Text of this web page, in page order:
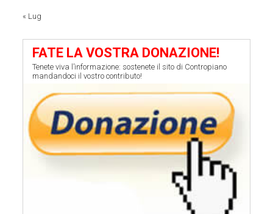
« Lug
FATE LA VOSTRA DONAZIONE!
Tenete viva l’informazione: sostenete il sito di Contropiano
mandandoci il vostro contributo!